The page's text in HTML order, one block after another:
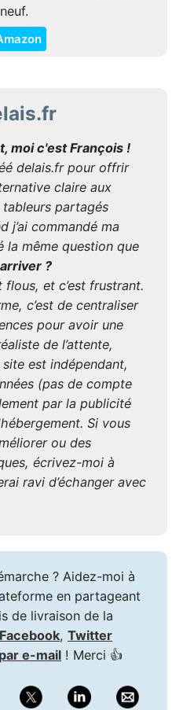
moi c'est François !
delais.fr pour offrir
claire aux
partagés
j’ai commandé ma
la même question que
?
et c’est frustrant.
c’est de centraliser
pour avoir une
de l’attente,
est indépendant,
(pas de compte
par la publicité
Si vous
ou des
écrivez-moi à
ravi d’échanger avec
? Aidez-moi à
en partageant
de livraison de la
Facebook, Twitter
par e-mail ! Merci 👍